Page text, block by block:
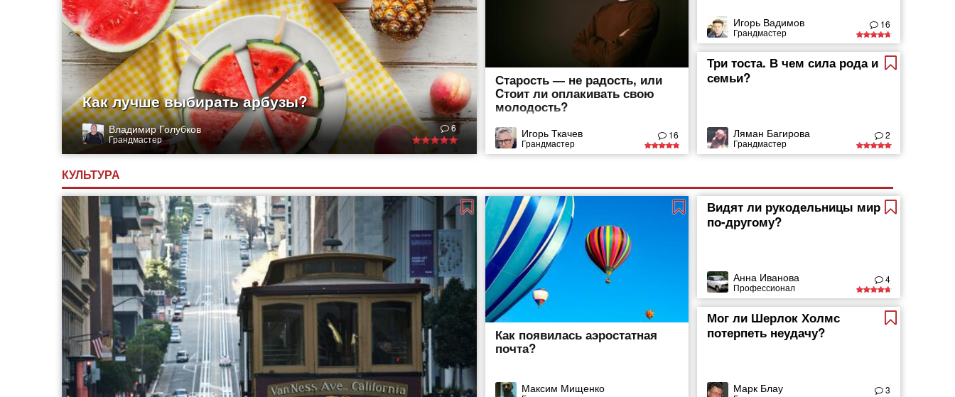
Как лучше выбирать арбузы?
Владимир Голубков
Грандмастер
6
Старость — не радость, или
Cтоит ли оплакивать свою
молодость?
Игорь Ткачев
Грандмастер
16
Игорь Вадимов
Грандмастер
16
Три тоста. В чем сила рода и
семьи?
Ляман Багирова
Грандмастер
2
КУЛЬТУРА
Как появилась аэростатная
почта?
Максим Мищенко
Видят ли рукодельницы мир
по-другому?
Анна Иванова
Профессионал
4
Мог ли Шерлок Холмс
потерпеть неудачу?
Марк Блау 3